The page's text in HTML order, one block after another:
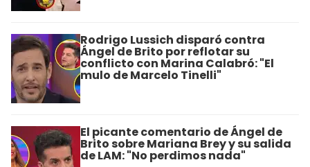
Rodrigo Lussich disparó contra
Ángel de Brito por reflotar su
conflicto con Marina Calabró: "El
mulo de Marcelo Tinelli"
El picante comentario de Ángel de
Brito sobre Mariana Brey y su salida
de LAM: "No perdimos nada"